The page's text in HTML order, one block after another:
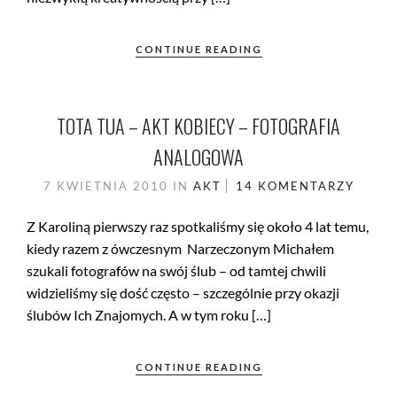
CONTINUE READING
TOTA TUA – AKT KOBIECY – FOTOGRAFIA
ANALOGOWA
7 KWIETNIA 2010 IN AKT 14 KOMENTARZY
Z Karoliną pierwszy raz spotkaliśmy się około 4 lat temu,
kiedy razem z ówczesnym Narzeczonym Michałem
szukali fotografów na swój ślub – od tamtej chwili
widzieliśmy się dość często – szczególnie przy okazji
ślubów Ich Znajomych. A w tym roku […]
CONTINUE READING